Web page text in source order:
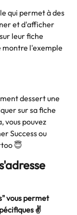
qui permet à des
et d'afficher
leur fiche
montre l'exemple
dessert une
sur sa fiche
vous pouvez
Success ou
😇
vous permet
✌️